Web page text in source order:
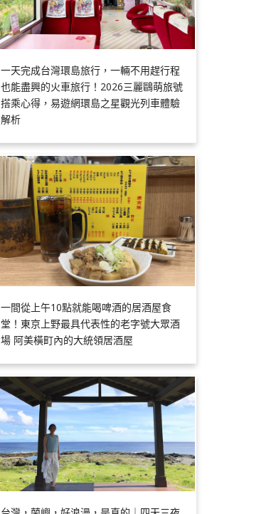
一天完成台灣環島旅行，一輛不用趕行程
也能盡興的火車旅行！2026三麗鷗萌旅號
搭乘心得，易遊網環島之星觀光列車體驗
解析
一間從上午10點就能喝啤酒的居酒屋食
堂！東京上野最具代表性的老字號大眾酒
場 阿美橫町內的大統領居酒屋